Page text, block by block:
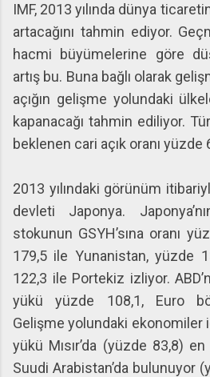
IMF, 2013 yılında dünya
artacağını tahmin ediyor.
hacmi büyümelerine göre
artış bu. Buna bağlı olarak
açığın gelişme yolundaki
kapanacağı tahmin ediliyor.
beklenen cari açık oranı yüzde
2013 yılındaki görünüm
devleti Japonya.
stokunun GSYH’sına oranı
179,5 ile Yunanistan, yüzde
122,3 ile Portekiz izliyor.
yükü yüzde 108,1, Euro
Gelişme yolundaki ekonomiler
yükü Mısır’da (yüzde 83,8)
Suudi Arabistan’da bulunuyor